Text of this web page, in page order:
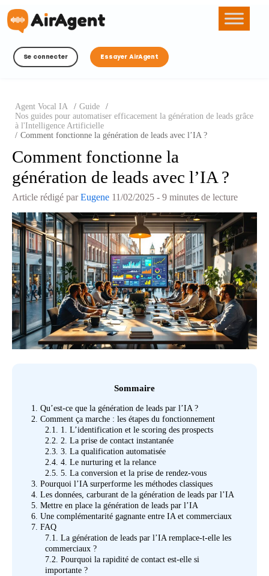
Se connecter Essayer AirAgent
Agent Vocal IA / Guide
/
Nos guides pour automatiser efficacement la génération de leads grâce
à l'Intelligence Artificielle
/ Comment fonctionne la génération de leads avec l’IA ?
Comment fonctionne la
génération de leads avec l’IA ?
Article rédigé parEugene 11/02/2025 - 9 minutes de lecture
Sommaire
1. Qu’est-ce que la génération de leads par l’IA ?
2. Comment ça marche : les étapes du fonctionnement
2.1. 1. L’identification et le scoring des prospects
2.2. 2. La prise de contact instantanée
2.3. 3. La qualification automatisée
2.4. 4. Le nurturing et la relance
2.5. 5. La conversion et la prise de rendez-vous
3. Pourquoi l’IA surperforme les méthodes classiques
4. Les données, carburant de la génération de leads par l’IA
5. Mettre en place la génération de leads par l’IA
6. Une complémentarité gagnante entre IA et commerciaux
7. FAQ
7.1. La génération de leads par l’IA remplace-t-elle les
commerciaux ?
7.2. Pourquoi la rapidité de contact est-elle si
importante ?